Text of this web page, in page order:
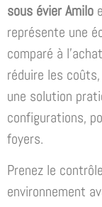
sous évier Amilo
représente une
comparé à
réduire les
une solution
configurations,
foyers.
Prenez le
environnement